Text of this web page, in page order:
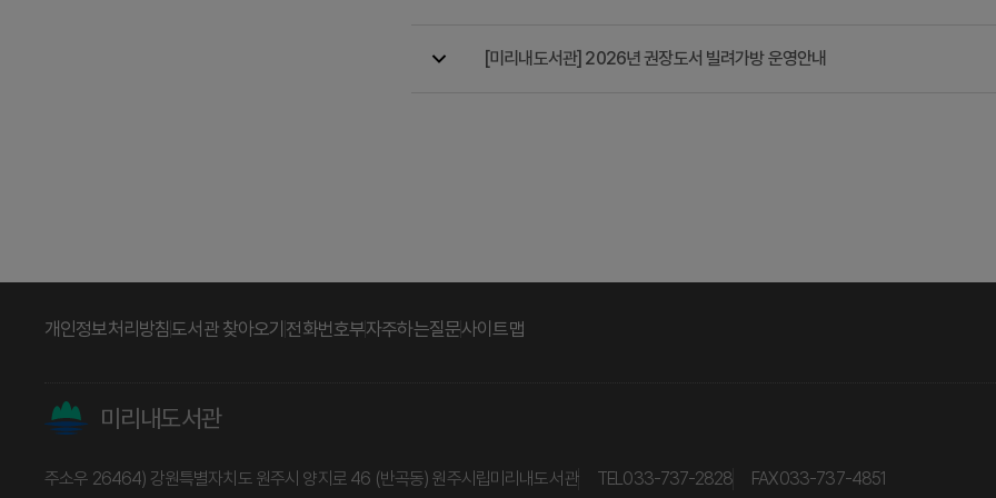
[미리내도서관] 2026년 권장도서 빌려가방 운영안내
개인정보처리방침도서관 찾아오기 전화번호부자주하는질문사이트맵
미리내도서관
주소우 26464) 강원특별자치도 원주시 양지로 46 (반곡동) 원주시립미리내도서관 TEL033-737-2828 FAX033-737-4851